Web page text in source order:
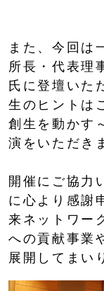
また、今回は
所長・代表理
氏に登壇いた
生のヒントは
創生を動かす
演をいただき
開催にご協力
に心より感謝
来ネットワー
への貢献事業
展開してまい